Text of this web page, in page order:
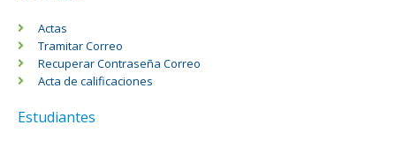
Actas
Tramitar Correo
Recuperar Contraseña Correo
Acta de calificaciones
Estudiantes